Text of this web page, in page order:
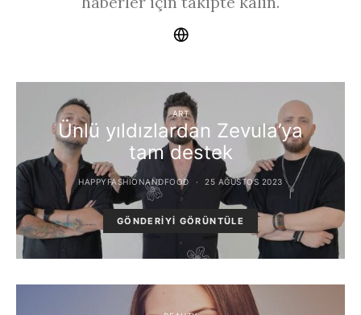
ART
Ünlü yıldızlardan Zevula’ya
tam destek
HAPPYFASHIONANDFOOD 25 AĞUSTOS 2023
GÖNDERIYI GÖRÜNTÜLE